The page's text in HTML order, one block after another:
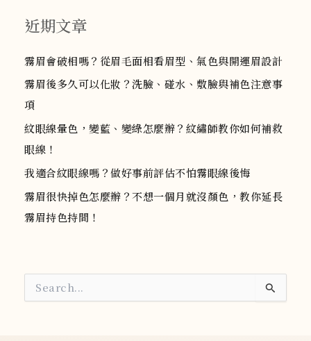
近期文章
霧眉會破相嗎？從眉毛面相看眉型、氣色與開運眉設計
霧眉後多久可以化妝？洗臉、碰水、敷臉與補色注意事
項
紋眼線暈色，變藍、變綠怎麼辦？紋繡師教你如何補救
眼線！
我適合紋眼線嗎？做好事前評估不怕霧眼線後悔
霧眉很快掉色怎麼辦？不想一個月就沒顏色，教你延長
霧眉持色持間！
尋